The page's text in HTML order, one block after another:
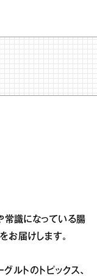
常識になっている腸
お届けします。
ルトのトピックス、